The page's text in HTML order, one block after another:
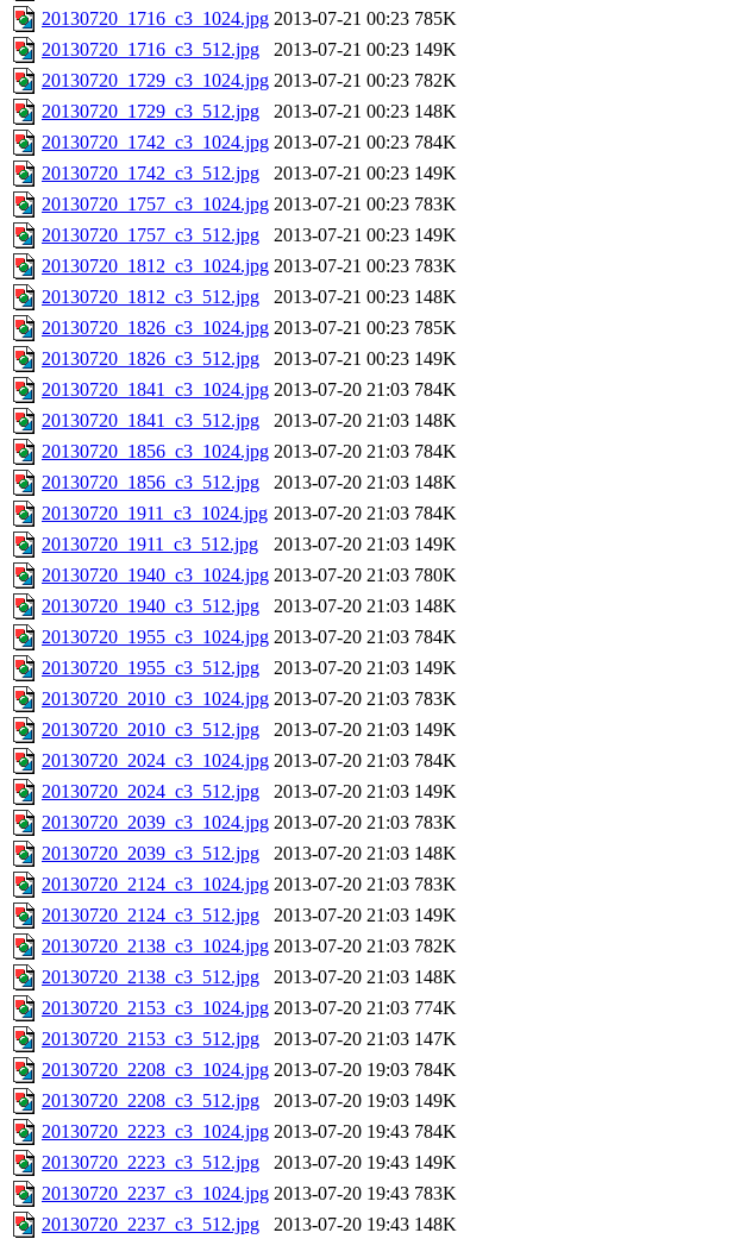
20130720_1716_c3_1024.jpg 2013-07-21 00:23 785K
20130720_1716_c3_512.jpg
2013-07-21 00:23 149K
20130720_1729_c3_1024.jpg 2013-07-21 00:23 782K
20130720_1729_c3_512.jpg
2013-07-21 00:23 148K
20130720_1742_c3_1024.jpg 2013-07-21 00:23 784K
20130720_1742_c3_512.jpg
2013-07-21 00:23 149K
20130720_1757_c3_1024.jpg 2013-07-21 00:23 783K
20130720_1757_c3_512.jpg
2013-07-21 00:23 149K
20130720_1812_c3_1024.jpg 2013-07-21 00:23 783K
20130720_1812_c3_512.jpg
2013-07-21 00:23 148K
20130720_1826_c3_1024.jpg 2013-07-21 00:23 785K
20130720_1826_c3_512.jpg
2013-07-21 00:23 149K
20130720_1841_c3_1024.jpg 2013-07-20 21:03 784K
20130720_1841_c3_512.jpg
2013-07-20 21:03 148K
20130720_1856_c3_1024.jpg 2013-07-20 21:03 784K
20130720_1856_c3_512.jpg
2013-07-20 21:03 148K
20130720_1911_c3_1024.jpg 2013-07-20 21:03 784K
20130720_1911_c3_512.jpg
2013-07-20 21:03 149K
20130720_1940_c3_1024.jpg 2013-07-20 21:03 780K
20130720_1940_c3_512.jpg
2013-07-20 21:03 148K
20130720_1955_c3_1024.jpg 2013-07-20 21:03 784K
20130720_1955_c3_512.jpg
2013-07-20 21:03 149K
20130720_2010_c3_1024.jpg 2013-07-20 21:03 783K
20130720_2010_c3_512.jpg
2013-07-20 21:03 149K
20130720_2024_c3_1024.jpg 2013-07-20 21:03 784K
20130720_2024_c3_512.jpg
2013-07-20 21:03 149K
20130720_2039_c3_1024.jpg 2013-07-20 21:03 783K
20130720_2039_c3_512.jpg
2013-07-20 21:03 148K
20130720_2124_c3_1024.jpg 2013-07-20 21:03 783K
20130720_2124_c3_512.jpg
2013-07-20 21:03 149K
20130720_2138_c3_1024.jpg 2013-07-20 21:03 782K
20130720_2138_c3_512.jpg
2013-07-20 21:03 148K
20130720_2153_c3_1024.jpg 2013-07-20 21:03 774K
20130720_2153_c3_512.jpg
2013-07-20 21:03 147K
20130720_2208_c3_1024.jpg 2013-07-20 19:03 784K
20130720_2208_c3_512.jpg
2013-07-20 19:03 149K
20130720_2223_c3_1024.jpg 2013-07-20 19:43 784K
20130720_2223_c3_512.jpg
2013-07-20 19:43 149K
20130720_2237_c3_1024.jpg 2013-07-20 19:43 783K
20130720_2237_c3_512.jpg
2013-07-20 19:43 148K